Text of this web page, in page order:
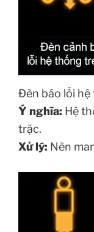
Đèn báo lỗi
Ý nghĩa: Hệ
trặc.
Xử lý: Nên